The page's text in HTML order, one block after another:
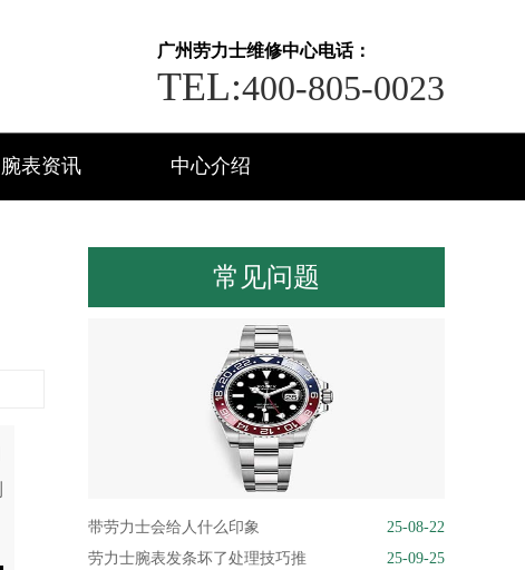
广州劳力士维修中心电话：
TEL:400-805-0023
腕表资讯 中心介绍
常见问题
带劳力士会给人什么印象
25-08-22
劳力士腕表发条坏了处理技巧推
25-09-25